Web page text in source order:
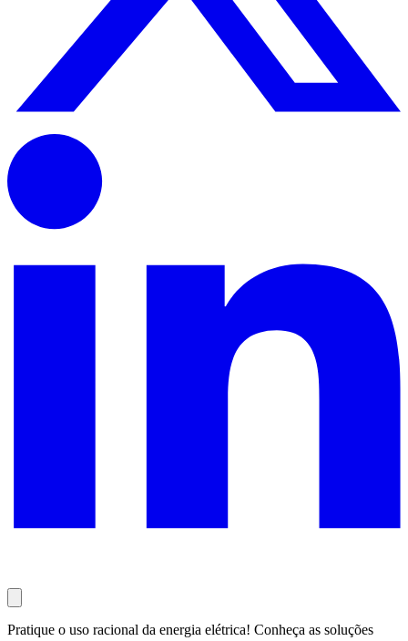
Pratique o uso racional da energia elétrica! Conheça as soluções